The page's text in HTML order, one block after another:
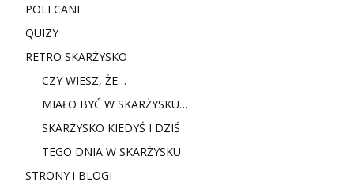
POLECANE
QUIZY
RETRO SKARŻYSKO
CZY WIESZ, ŻE…
MIAŁO BYĆ W SKARŻYSKU…
SKARŻYSKO KIEDYŚ I DZIŚ
TEGO DNIA W SKARŻYSKU
STRONY i BLOGI